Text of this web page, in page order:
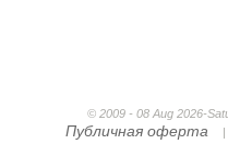
© 2009 - 08 Aug 2026-
Публичная оферта |